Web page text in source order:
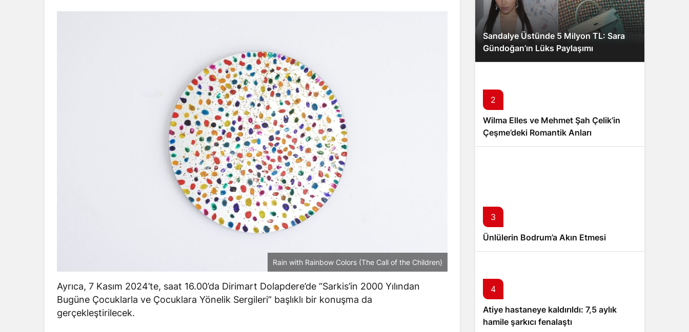
Rain with Rainbow Colors (The Call of the Children)
Ayrıca, 7 Kasım 2024’te, saat 16.00’da Dirimart Dolapdere’de“Sarkis’in 2000 Yılından
Bugüne Çocuklarla ve Çocuklara Yönelik Sergileri” başlıklı bir konuşma da
gerçekleştirilecek.
Sandalye Üstünde 5 Milyon TL: Sara
Gündoğan’ın Lüks Paylaşımı
2
Wilma Elles ve Mehmet Şah Çelik’in
Çeşme’deki Romantik Anları
3
Ünlülerin Bodrum’a Akın Etmesi
4
Atiye hastaneye kaldırıldı: 7,5 aylık
hamile şarkıcı fenalaştı